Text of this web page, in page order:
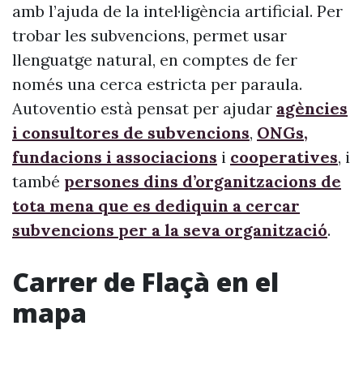
amb l’ajuda de la intel·ligència artificial. Per
trobar les subvencions, permet usar
llenguatge natural, en comptes de fer
només una cerca estricta per paraula.
Autoventio està pensat per ajudar agències
i consultores de subvencions, ONGs,
fundacions i associacions i cooperatives, i
també persones dins d’organitzacions de
tota mena que es dediquin a cercar
subvencions per a la seva organització.
Carrer de Flaçà en el
mapa